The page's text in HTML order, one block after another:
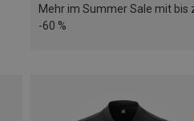
Mehr im Summer Sale mit bis
-60 %